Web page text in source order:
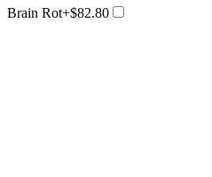
Brain Rot+$82.80